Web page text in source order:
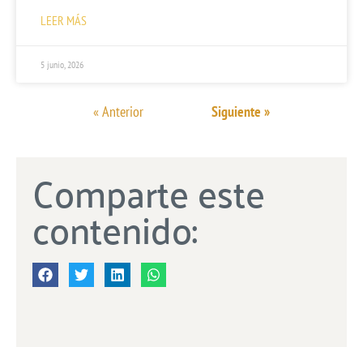
LEER MÁS
5 junio, 2026
« Anterior Siguiente »
Comparte este
contenido: